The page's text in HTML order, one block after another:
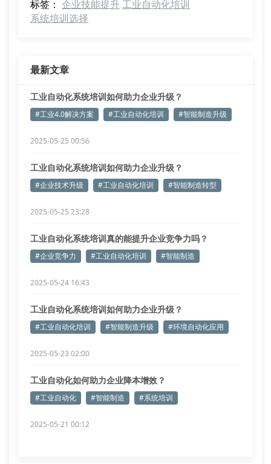
标签： 企业技能提升工业自动化培训
系统培训选择
最新文章
工业自动化系统培训如何助力企业升级？
#工业4.0解决方案 #工业自动化培训 #智能制造升级
2025-05-25 00:56
工业自动化系统培训如何助力企业升级？
#企业技术升级 #工业自动化培训 #智能制造转型
2025-05-25 23:28
工业自动化系统培训真的能提升企业竞争力吗？
#企业竞争力 #工业自动化培训 #智能制造
2025-05-24 16:43
工业自动化系统培训如何助力企业升级？
#工业自动化培训 #智能制造升级 #环境自动化应用
2025-05-23 02:00
工业自动化如何助力企业降本增效？
#工业自动化 #智能制造 #系统培训
2025-05-21 00:12